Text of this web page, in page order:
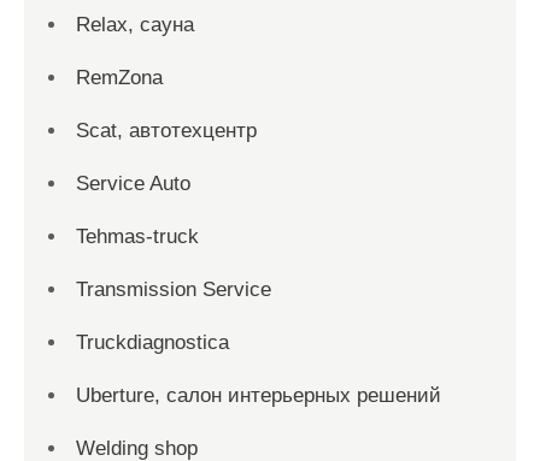
Relax, сауна
RemZona
Scat, автотехцентр
Service Auto
Tehmas-truck
Transmission Service
Truckdiagnostica
Uberture, салон интерьерных решений
Welding shop